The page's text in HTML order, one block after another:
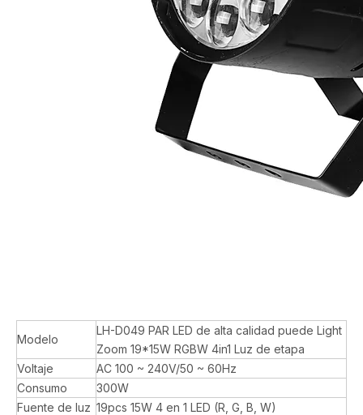
Modelo
LH-D049 PAR LED de alta calidad puede Light
Zoom 19*15W RGBW 4in1 Luz de etapa
Voltaje
AC 100 ~ 240V/50 ~ 60Hz
Consumo
300W
Fuente de luz 19pcs 15W 4 en 1 LED (R, G, B, W)